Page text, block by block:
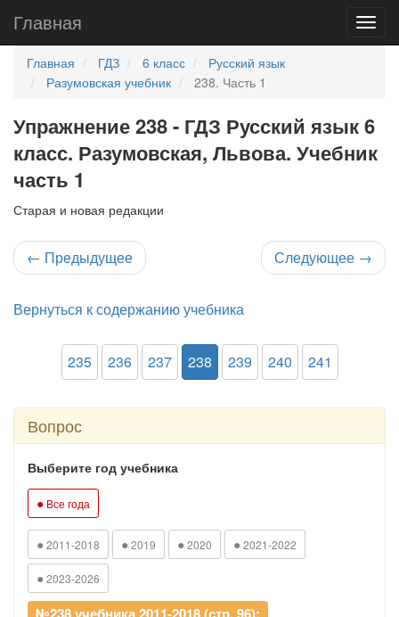
Главная
Главная ГДЗ 6 класс
Русский язык
Разумовская учебник
238. Часть 1
Упражнение 238 - ГДЗ Русский язык 6
класс. Разумовская, Львова. Учебник
часть 1
Старая и новая редакции
← Предыдущее Следующее →
Вернуться к содержанию учебника
235 236 237 238 239 240 241
Вопрос
Выберите год учебника
● Все года
● 2011-2018 ● 2019 ● 2020 ● 2021-2022
● 2023-2026